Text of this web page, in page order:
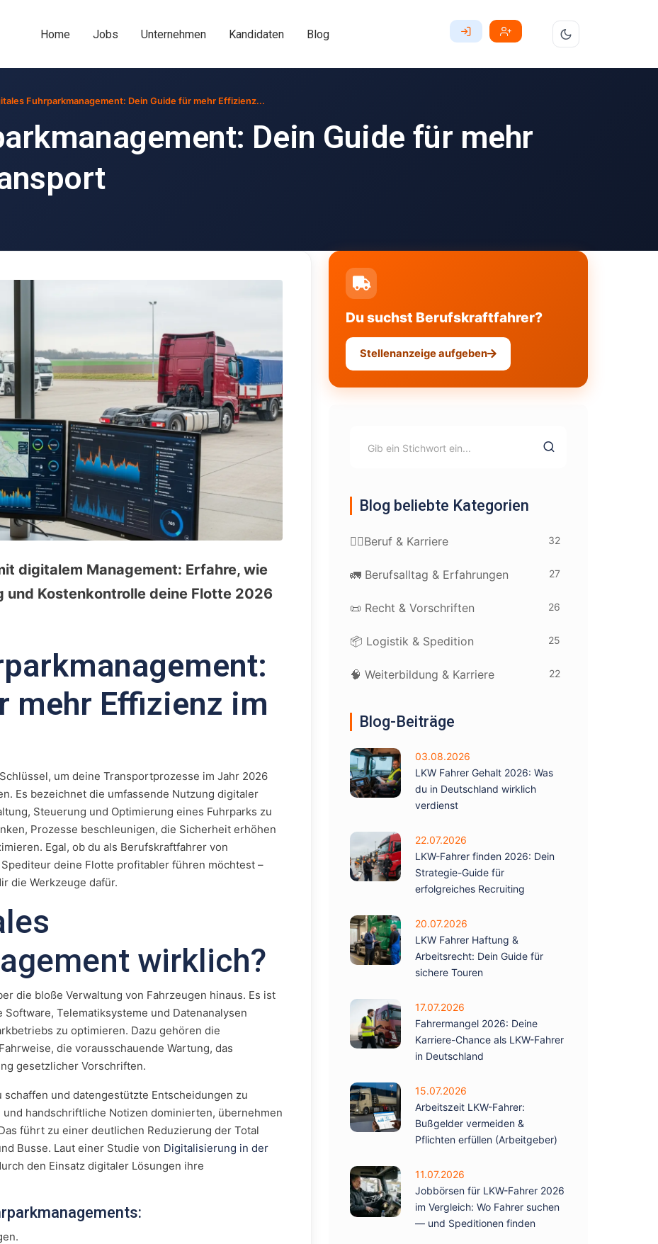
Home Jobs Unternehmen Kandidaten Blog
Fuhrparkmanagement: Dein Guide für mehr Effizienz...
Dein Guide für mehr
digitalem Management: Erfahre, wie
und Kostenkontrolle deine Flotte 2026
mehr Effizienz im
um deine Transportprozesse im Jahr 2026
Es bezeichnet die umfassende Nutzung digitaler
Steuerung und Optimierung eines Fuhrparks zu
Prozesse beschleunigen, die Sicherheit erhöhen
Egal, ob du als Berufskraftfahrer von
deine Flotte profitabler führen möchtest –
die Werkzeuge dafür.
wirklich?
die bloße Verwaltung von Fahrzeugen hinaus. Es ist
Telematiksysteme und Datenanalysen
zu optimieren. Dazu gehören die
die vorausschauende Wartung, das
gesetzlicher Vorschriften.
schaffen und datengestützte Entscheidungen zu
handschriftliche Notizen dominierten, übernehmen
führt zu einer deutlichen Reduzierung der Total
Busse. Laut einer Studie von Digitalisierung in der
den Einsatz digitaler Lösungen ihre
Du suchst Berufskraftfahrer?
Stellenanzeige aufgeben
Blog beliebte Kategorien
👷‍♂️Beruf & Karriere 32
🚛 Berufsalltag & Erfahrungen 27
📜 Recht & Vorschriften 26
📦 Logistik & Spedition 25
🧠 Weiterbildung & Karriere 22
Blog-Beiträge
03.08.2026
LKW Fahrer Gehalt 2026: Was
du in Deutschland wirklich
verdienst
22.07.2026
LKW-Fahrer finden 2026: Dein
Strategie-Guide für
erfolgreiches Recruiting
20.07.2026
LKW Fahrer Haftung &
Arbeitsrecht: Dein Guide für
sichere Touren
17.07.2026
Fahrermangel 2026: Deine
Karriere-Chance als LKW-Fahrer
in Deutschland
15.07.2026
Arbeitszeit LKW-Fahrer:
Bußgelder vermeiden &
Pflichten erfüllen (Arbeitgeber)
11.07.2026
Jobbörsen für LKW-Fahrer 2026
im Vergleich: Wo Fahrer suchen
— und Speditionen finden